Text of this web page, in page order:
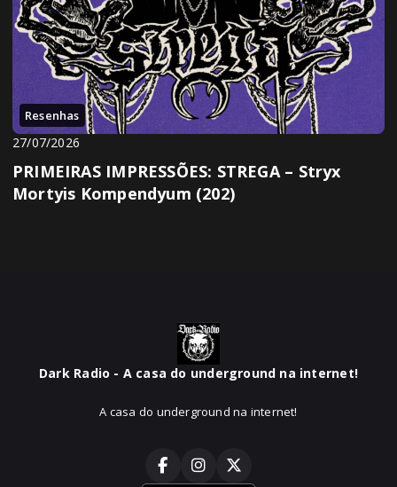
Resenhas
27/07/2026
PRIMEIRAS IMPRESSÕES: STREGA – Stryx
Mortyis Kompendyum (202)
Dark Radio - A casa do underground na internet!
A casa do underground na internet!